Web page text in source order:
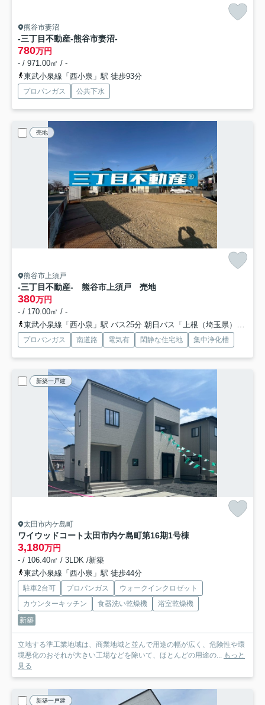
熊谷市妻沼
-三丁目不動産-熊谷市妻沼-
780万円
- / 971.00㎡ / -
東武小泉線「西小泉」駅 徒歩93分
プロパンガス 公共下水
売地
熊谷市上須戸
-三丁目不動産- 熊谷市上須戸 売地
380万円
- / 170.00㎡ / -
東武小泉線「西小泉」駅 バス25分 朝日バス「上根（埼玉県）」 停歩30分
プロパンガス 南道路 電気有 閑静な住宅地 集中浄化槽
新築一戸建
太田市内ケ島町
ワイウッドコート太田市内ケ島町第16期1号棟
3,180万円
- / 106.40㎡ / 3LDK /新築
東武小泉線「西小泉」駅 徒歩44分
駐車2台可 プロパンガス
ウォークインクロゼット
カウンターキッチン
食器洗い乾燥機
浴室乾燥機
新築
立地する準工業地域は、商業地域と並んで用途の幅が広く、危険性や環
境悪化のおそれが大きい工場などを除いて、ほとんどの用途の...
もっと
見る
新築一戸建